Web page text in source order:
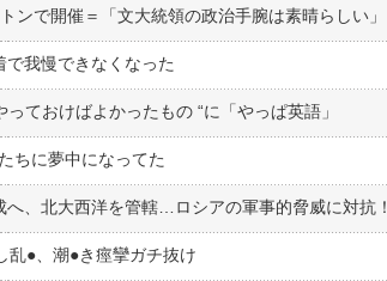
我慢できなくなった
ておけばよかったもの “に「やっぱ英語」
ちに夢中になってた
、北大西洋を管轄…ロシアの軍事的脅威に対抗！
乱●︎、潮●︎き痙攣ガチ抜け